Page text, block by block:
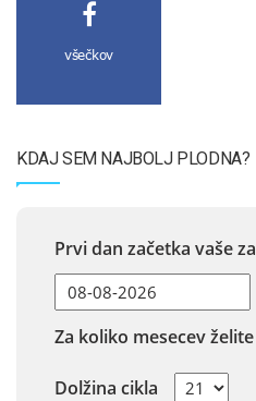
všečkov
KDAJ SEM NAJBOLJ PLODNA?
Prvi dan začetka vaše
Za koliko mesecev
Dolžina cikla